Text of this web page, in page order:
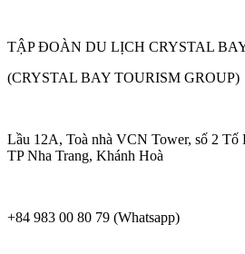
TẬP ĐOÀN DU LỊCH CRYSTAL
(CRYSTAL BAY TOURISM GROUP)
Lầu 12A, Toà nhà VCN Tower, số 2 Tố
TP Nha Trang, Khánh Hoà
+84 983 00 80 79 (Whatsapp)